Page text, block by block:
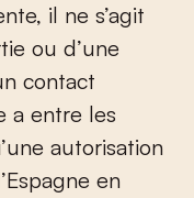
il ne s’agit
ou d’une
contact
a entre les
autorisation
en